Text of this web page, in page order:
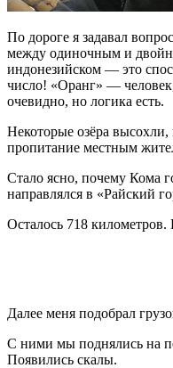
По дороге я задавал
между одиночным и
индонезийском — это
число! «Оранг» —
очевидно, но логика есть.
Некоторые озёра
пропитание местным
Стало ясно, почему Кома
направлялся в «Райский
Осталось 718 километров.
Далее меня подобрал
С ними мы поднялись на
Появились скалы.